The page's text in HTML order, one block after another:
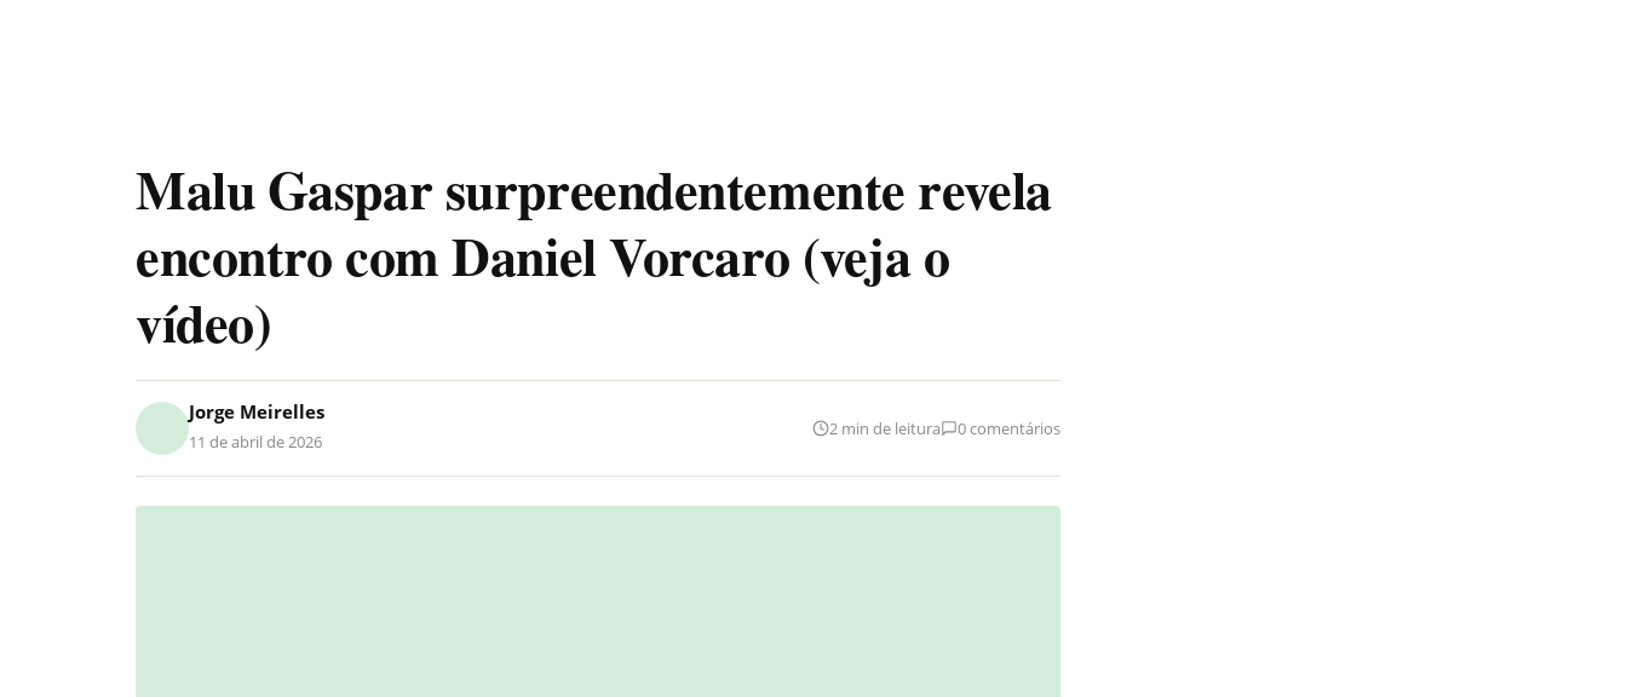
Malu Gaspar surpreendentemente revela
encontro com Daniel Vorcaro (veja o
vídeo)
Jorge Meirelles
11 de abril de 2026
2 min de leitura 0 comentários